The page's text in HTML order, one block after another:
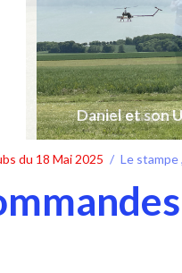
Airwolf de
du 18 Mai 2025 Le stampe